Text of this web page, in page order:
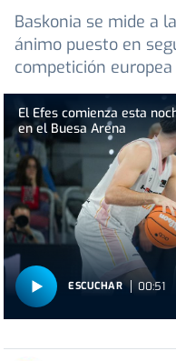
Baskonia se mide a
ánimo puesto en
competición europea
El Efes comienza esta
en el Buesa Arena
ESCUCHAR 00:51